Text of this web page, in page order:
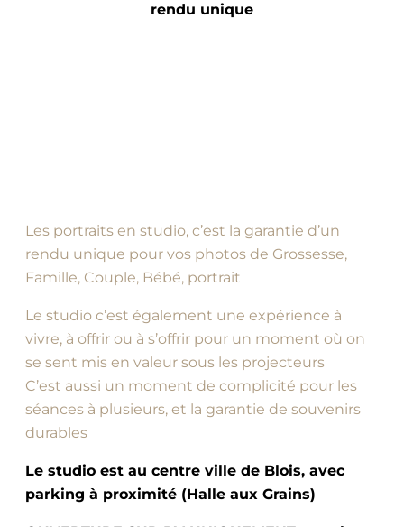
rendu unique
Les portraits en studio, c’est la garantie d’un
rendu unique pour vos photos de Grossesse,
Famille, Couple, Bébé, portrait
Le studio c’est également une expérience à
vivre, à offrir ou à s’offrir pour un moment où on
se sent mis en valeur sous les projecteurs
C’est aussi un moment de complicité pour les
séances à plusieurs, et la garantie de souvenirs
durables
Le studio est au centre ville de Blois, avec
parking à proximité (Halle aux Grains)